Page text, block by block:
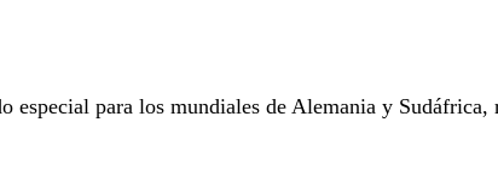
para los mundiales de Alemania y